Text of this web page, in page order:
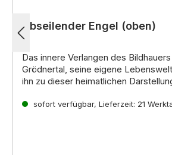
Abseilender Engel (oben)
Das innere Verlangen des
Grödnertal, seine eigene
ihn zu dieser heimatlichen
handgeschnitzten Krippenfiguren
sofort verfügbar, Lieferzeit: 21